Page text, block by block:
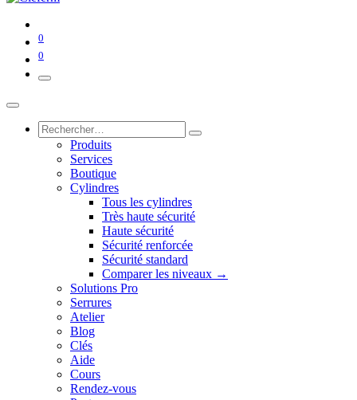
0
0
Produits
Services
Boutique
Cylindres
Tous les cylindres
Très haute sécurité
Haute sécurité
Sécurité renforcée
Sécurité standard
Comparer les niveaux →
Solutions Pro
Serrures
Atelier
Blog
Clés
Aide
Cours
Rendez-vous